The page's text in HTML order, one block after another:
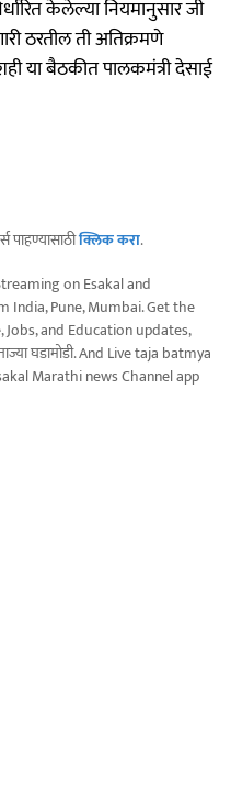
केलेल्या नियमानुसार जी
ठरतील ती अतिक्रमणे
या बैठकीत पालकमंत्री देसाई
पाहण्यासाठीक्लिक करा.
on Esakal and
India, Pune, Mumbai. Get the
and Education updates,
ताज्या घडामोडी. And Live taja batmya
Marathi news Channel app